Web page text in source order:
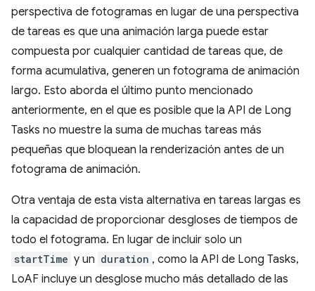
perspectiva de fotogramas en lugar de una perspectiva
de tareas es que una animación larga puede estar
compuesta por cualquier cantidad de tareas que, de
forma acumulativa, generen un fotograma de animación
largo. Esto aborda el último punto mencionado
anteriormente, en el que es posible que la API de Long
Tasks no muestre la suma de muchas tareas más
pequeñas que bloquean la renderización antes de un
fotograma de animación.
Otra ventaja de esta vista alternativa en tareas largas es
la capacidad de proporcionar desgloses de tiempos de
todo el fotograma. En lugar de incluir solo un
startTime y un duration , como la API de Long Tasks,
LoAF incluye un desglose mucho más detallado de las